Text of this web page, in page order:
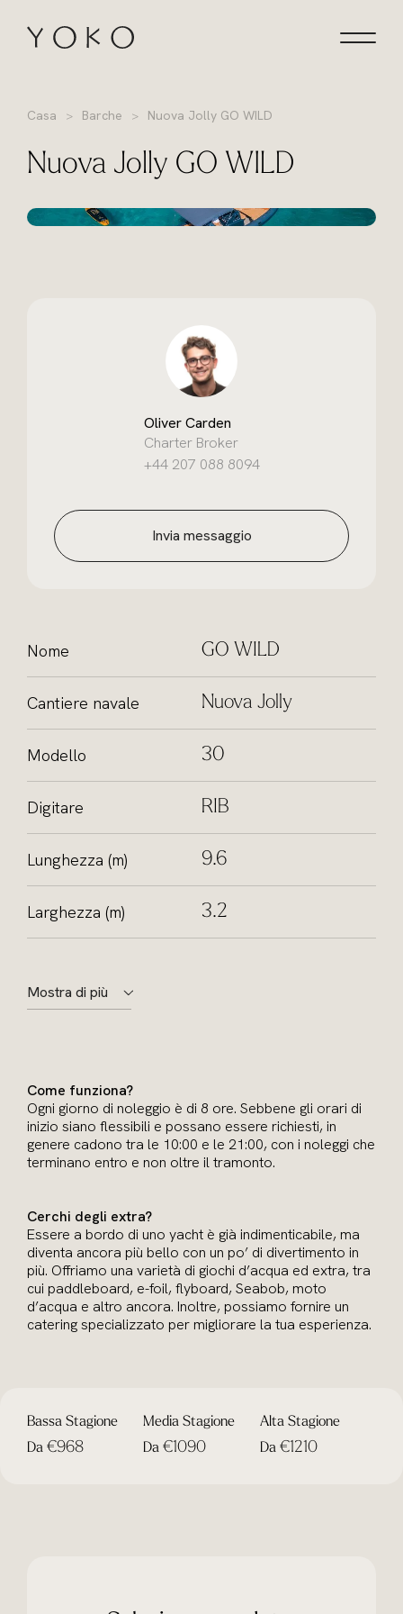
Homepage
Casa Barche Nuova Jolly GO WILD
Nuova Jolly GO WILD
Oliver Carden
Charter Broker
+44 207 088 8094
Invia messaggio
Nome GO WILD
Cantiere navale Nuova Jolly
Modello 30
Digitare RIB
Lunghezza (m) 9.6
Larghezza (m) 3.2
Mostra di più
Come funziona?
Ogni giorno di noleggio è di 8 ore. Sebbene gli orari di
inizio siano flessibili e possano essere richiesti, in
genere cadono tra le 10:00 e le 21:00, con i noleggi che
terminano entro e non oltre il tramonto.
Cerchi degli extra?
Essere a bordo di uno yacht è già indimenticabile, ma
diventa ancora più bello con un po’ di divertimento in
più. Offriamo una varietà di giochi d’acqua ed extra, tra
cui paddleboard, e-foil, flyboard, Seabob, moto
d’acqua e altro ancora. Inoltre, possiamo fornire un
catering specializzato per migliorare la tua esperienza.
Bassa Stagione
Da €968
Media Stagione
Da €1090
Alta Stagione
Da€1210